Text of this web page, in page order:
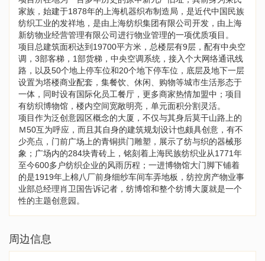
家族，始建于1878年的上海机器织布制造局，是近代中国民族
纺织工业的发祥地，是由上海纺织集团有限公司开发，由上海
新纺物业经营管理有限公司进行物业管理的一项优质项目。
项目总建筑面积达到19700平方米，总楼层有9层，配有中央空
调，3部客梯，1部货梯，中央空调系统，接入个大网络通讯线
路，以及50个地上停车位和20个地下停车位，底层及地下一层
设置为塔楼商业配套，集餐饮、休闲、购物等城市生活形态于
一体，同时设有国际化员工餐厅，更多商家热情加盟中；项目
有纺织博物馆，楼内空间宽敞明亮，单元面积分割灵活。
项目作为泛创意园区概念的大厦，不仅与其身后莫干山路上的
Ｍ50互为呼应，而且其自身的建筑规划设计也颇具创意，有不
少亮点，门前广场上的青铜拱门雕塑，展示了纺与织的器械形
象；广场内的284块青砖上，铭刻着上海民族纺织业从1771年
至今600多户纺织企业的风雨历程；一进博物馆大门脚下铺着
的是1919年上棉八厂前身细纱车间车弄地板，纺控房产物业事
业部总经理肖卫国告诉记者，纺博馆和整个纺博大厦就是一个
性的主题创意园。
周边信息